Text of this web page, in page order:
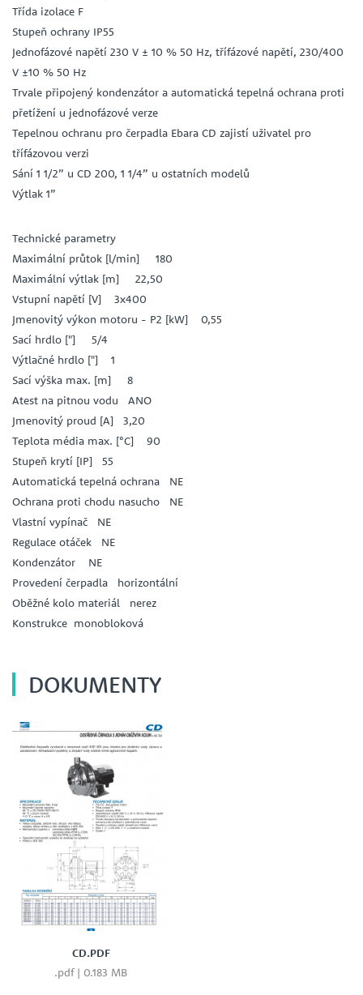
Třída izolace F
Stupeň ochrany IP55
Jednofázové napětí 230 V ± 10 % 50 Hz, třífázové napětí, 230/400
V ±10 % 50 Hz
Trvale připojený kondenzátor a automatická tepelná ochrana proti
přetížení u jednofázové verze
Tepelnou ochranu pro čerpadla Ebara CD zajistí uživatel pro
třífázovou verzi
Sání 1 1/2” u CD 200, 1 1/4” u ostatních modelů
Výtlak 1”
Technické parametry
Maximální průtok [l/min] 180
Maximální výtlak [m] 22,50
Vstupní napětí [V] 3x400
Jmenovitý výkon motoru - P2 [kW] 0,55
Sací hrdlo ["] 5/4
Výtlačné hrdlo ["] 1
Sací výška max. [m] 8
Atest na pitnou vodu ANO
Jmenovitý proud [A] 3,20
Teplota média max. [°C] 90
Stupeň krytí [IP] 55
Automatická tepelná ochrana NE
Ochrana proti chodu nasucho NE
Vlastní vypínač NE
Regulace otáček NE
Kondenzátor NE
Provedení čerpadla horizontální
Oběžné kolo materiál nerez
Konstrukce monobloková
DOKUMENTY
CD.PDF
.pdf | 0.183 MB